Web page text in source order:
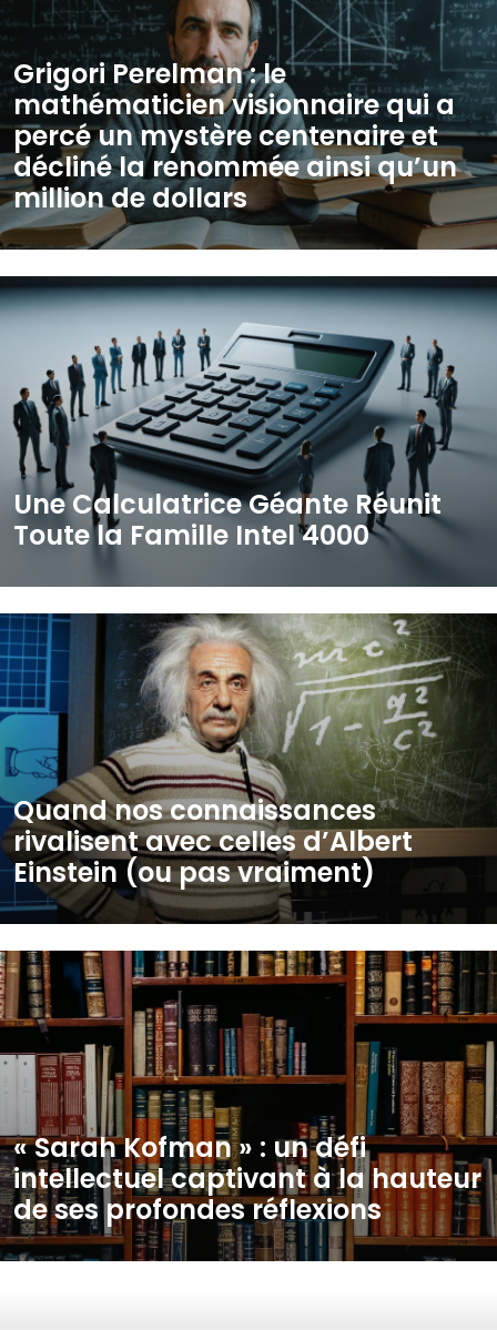
Grigori Perelman : le
mathématicien visionnaire qui a
percé un mystère centenaire et
décliné la renommée ainsi qu’un
million de dollars
Une Calculatrice Géante Réunit
Toute la Famille Intel 4000
Quand nos connaissances
rivalisent avec celles d’Albert
Einstein (ou pas vraiment)
« Sarah Kofman » : un défi
intellectuel captivant à la hauteur
de ses profondes réflexions